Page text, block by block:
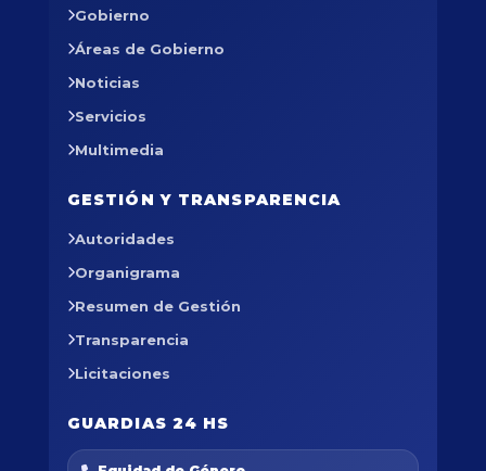
Gobierno
Áreas de Gobierno
Noticias
Servicios
Multimedia
GESTIÓN Y TRANSPARENCIA
Autoridades
Organigrama
Resumen de Gestión
Transparencia
Licitaciones
GUARDIAS 24 HS